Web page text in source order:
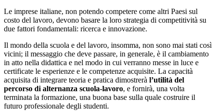
Le imprese italiane, non potendo competere come altri Paesi sul
costo del lavoro, devono basare la loro strategia di competitività su
due fattori fondamentali: ricerca e innovazione.
Il mondo della scuola e del lavoro, insomma, non sono mai stati così
vicini; il messaggio che deve passare, in generale, è il cambiamento
in atto nella didattica e nel modo in cui verranno messe in luce e
certificate le esperienze e le competenze acquisite. La capacità
acquisita di integrare teoria e pratica dimostrerà l’utilità del
percorso di alternanza scuola-lavoro, e fornirà, una volta
terminata la formazione, una buona base sulla quale costruire il
futuro professionale degli studenti.